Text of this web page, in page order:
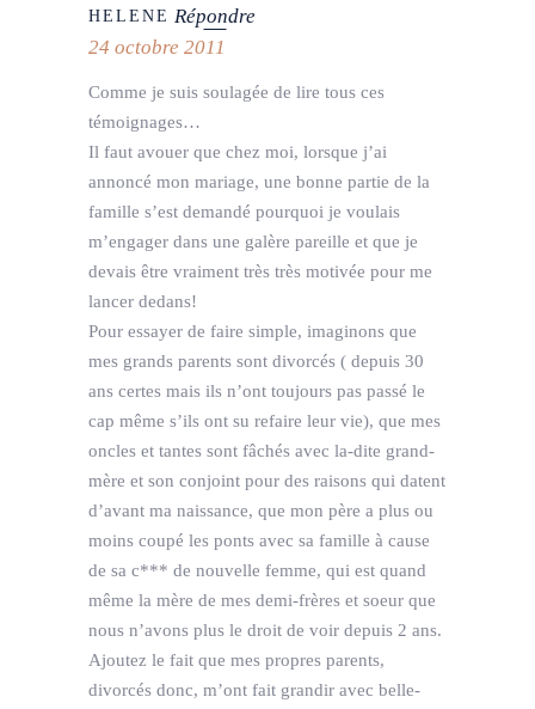
HELENE Répondre
24 octobre 2011
Comme je suis soulagée de lire tous ces
témoignages…
Il faut avouer que chez moi, lorsque j’ai
annoncé mon mariage, une bonne partie de la
famille s’est demandé pourquoi je voulais
m’engager dans une galère pareille et que je
devais être vraiment très très motivée pour me
lancer dedans!
Pour essayer de faire simple, imaginons que
mes grands parents sont divorcés ( depuis 30
ans certes mais ils n’ont toujours pas passé le
cap même s’ils ont su refaire leur vie), que mes
oncles et tantes sont fâchés avec la-dite grand-
mère et son conjoint pour des raisons qui datent
d’avant ma naissance, que mon père a plus ou
moins coupé les ponts avec sa famille à cause
de sa c*** de nouvelle femme, qui est quand
même la mère de mes demi-frères et soeur que
nous n’avons plus le droit de voir depuis 2 ans.
Ajoutez le fait que mes propres parents,
divorcés donc, m’ont fait grandir avec belle-